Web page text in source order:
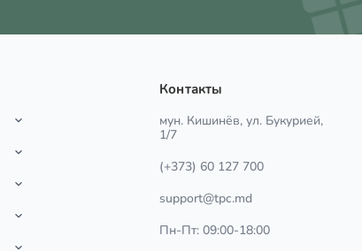
Контакты
мун. Кишинёв, ул. Букурией,
1/7
(+373) 60 127 700
support@tpc.md
Пн-Пт: 09:00-18:00